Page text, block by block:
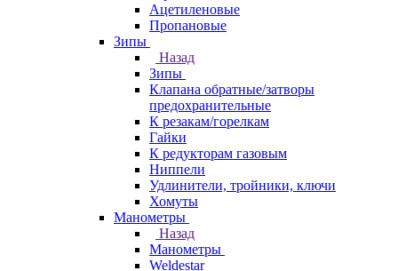
Ацетиленовые
Пропановые
Зипы
Назад
Зипы
Клапана обратные/затворы
предохранительные
К резакам/горелкам
Гайки
К редукторам газовым
Ниппели
Удлинители, тройники, ключи
Хомуты
Манометры
Назад
Манометры
Weldestar